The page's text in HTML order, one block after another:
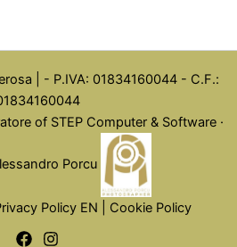
| - P.IVA: 01834160044 - C.F.:
of STEP Computer & Software ·
Porcu
Policy EN Cookie Policy